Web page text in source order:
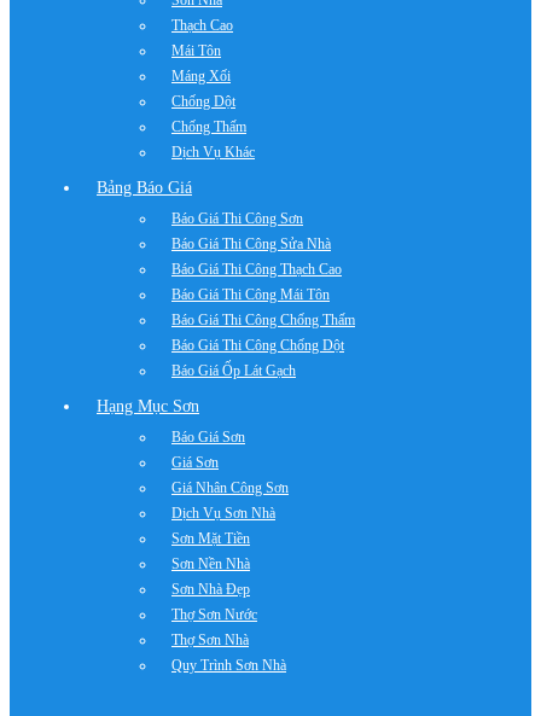
Thạch Cao
Mái Tôn
Máng Xối
Chống Dột
Chống Thấm
Dịch Vụ Khác
Bảng Báo Giá
Báo Giá Thi Công Sơn
Báo Giá Thi Công Sửa Nhà
Báo Giá Thi Công Thạch Cao
Báo Giá Thi Công Mái Tôn
Báo Giá Thi Công Chống Thấm
Báo Giá Thi Công Chống Dột
Báo Giá Ốp Lát Gạch
Hạng Mục Sơn
Báo Giá Sơn
Giá Sơn
Giá Nhân Công Sơn
Dịch Vụ Sơn Nhà
Sơn Mặt Tiền
Sơn Nền Nhà
Sơn Nhà Đẹp
Thợ Sơn Nước
Thợ Sơn Nhà
Quy Trình Sơn Nhà